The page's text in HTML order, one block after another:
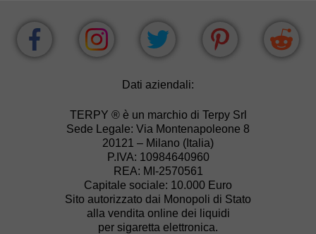
Dati aziendali:
TERPY ® è un marchio di Terpy Srl
Sede Legale: Via Montenapoleone 8
20121 – Milano (Italia)
P.IVA: 10984640960
REA: MI-2570561
Capitale sociale: 10.000 Euro
Sito autorizzato dai Monopoli di Stato
alla vendita online dei liquidi
per sigaretta elettronica.